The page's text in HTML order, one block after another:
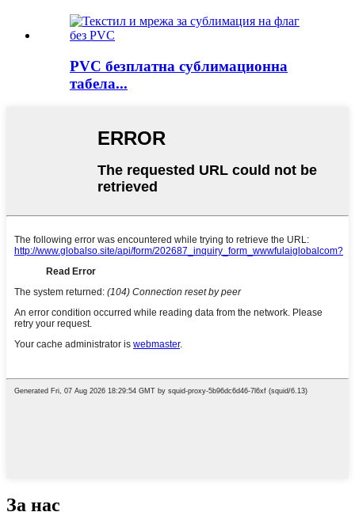
PVC безплатна сублимационна
табела...
За нас